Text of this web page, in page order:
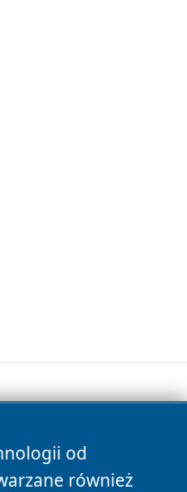
od
również